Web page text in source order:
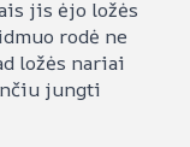
jis ėjo ložės
rodė ne
ložės nariai
jungti